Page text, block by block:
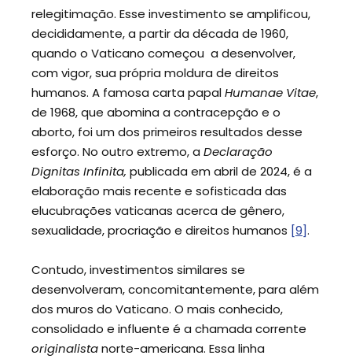
relegitimação. Esse investimento se amplificou,
decididamente, a partir da década de 1960,
quando o Vaticano começou a desenvolver,
com vigor, sua própria moldura de direitos
humanos. A famosa carta papalHumanae Vitae,
de 1968, que abomina a contracepção e o
aborto, foi um dos primeiros resultados desse
esforço. No outro extremo, a Declaração
Dignitas Infinita, publicada em abril de 2024, é a
elaboração mais recente e sofisticada das
elucubrações vaticanas acerca de gênero,
sexualidade, procriação e direitos humanos [9].
Contudo, investimentos similares se
desenvolveram, concomitantemente, para além
dos muros do Vaticano. O mais conhecido,
consolidado e influente é a chamada corrente
originalistanorte-americana. Essa linha